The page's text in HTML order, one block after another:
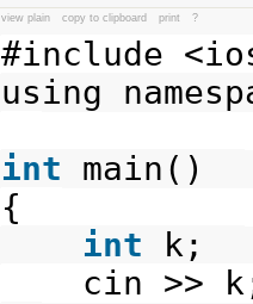
view plain copy to clipboard print ?
#include
using
int main()
{
int k;
cin >>